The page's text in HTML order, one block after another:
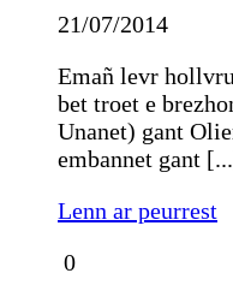
21/07/2014
Emañ levr
bet troet e
Unanet) gant
embannet gant
Lenn ar peurrest
0